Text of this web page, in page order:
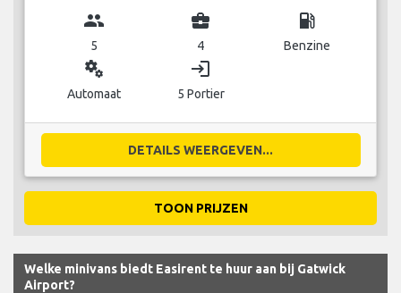
group
5
business_center
4
local_gas_station
Benzine
miscellaneous_services
Automaat
login
5 Portier
DETAILS WEERGEVEN...
TOON PRIJZEN
Welke minivans biedt Easirent te huur aan bij Gatwick
Airport?